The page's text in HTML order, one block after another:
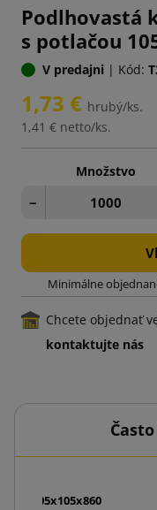
Podlhovastá
s potlačou
V predajni | Kód:
1,73 € hrubý/ks.
1,41 € netto/ks.
Množstvo
−
Minimálne
Chcete objednať
kontaktujte nás
105x105x860